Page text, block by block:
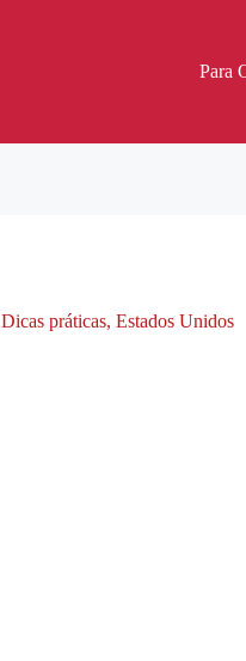
Para
Dicas práticas, Estados Unidos